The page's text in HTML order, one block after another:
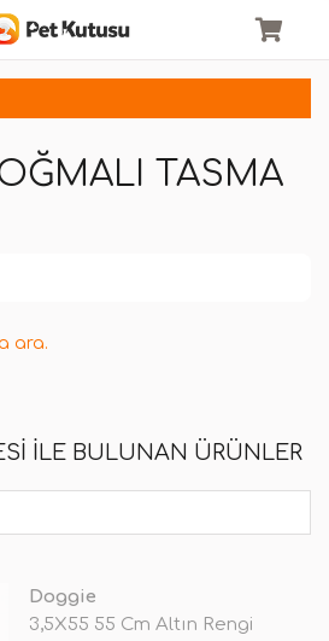
TASMA
ara.
ILE BULUNAN ÜRÜNLER
Doggie
3,5X55 55 Cm Altın Rengi